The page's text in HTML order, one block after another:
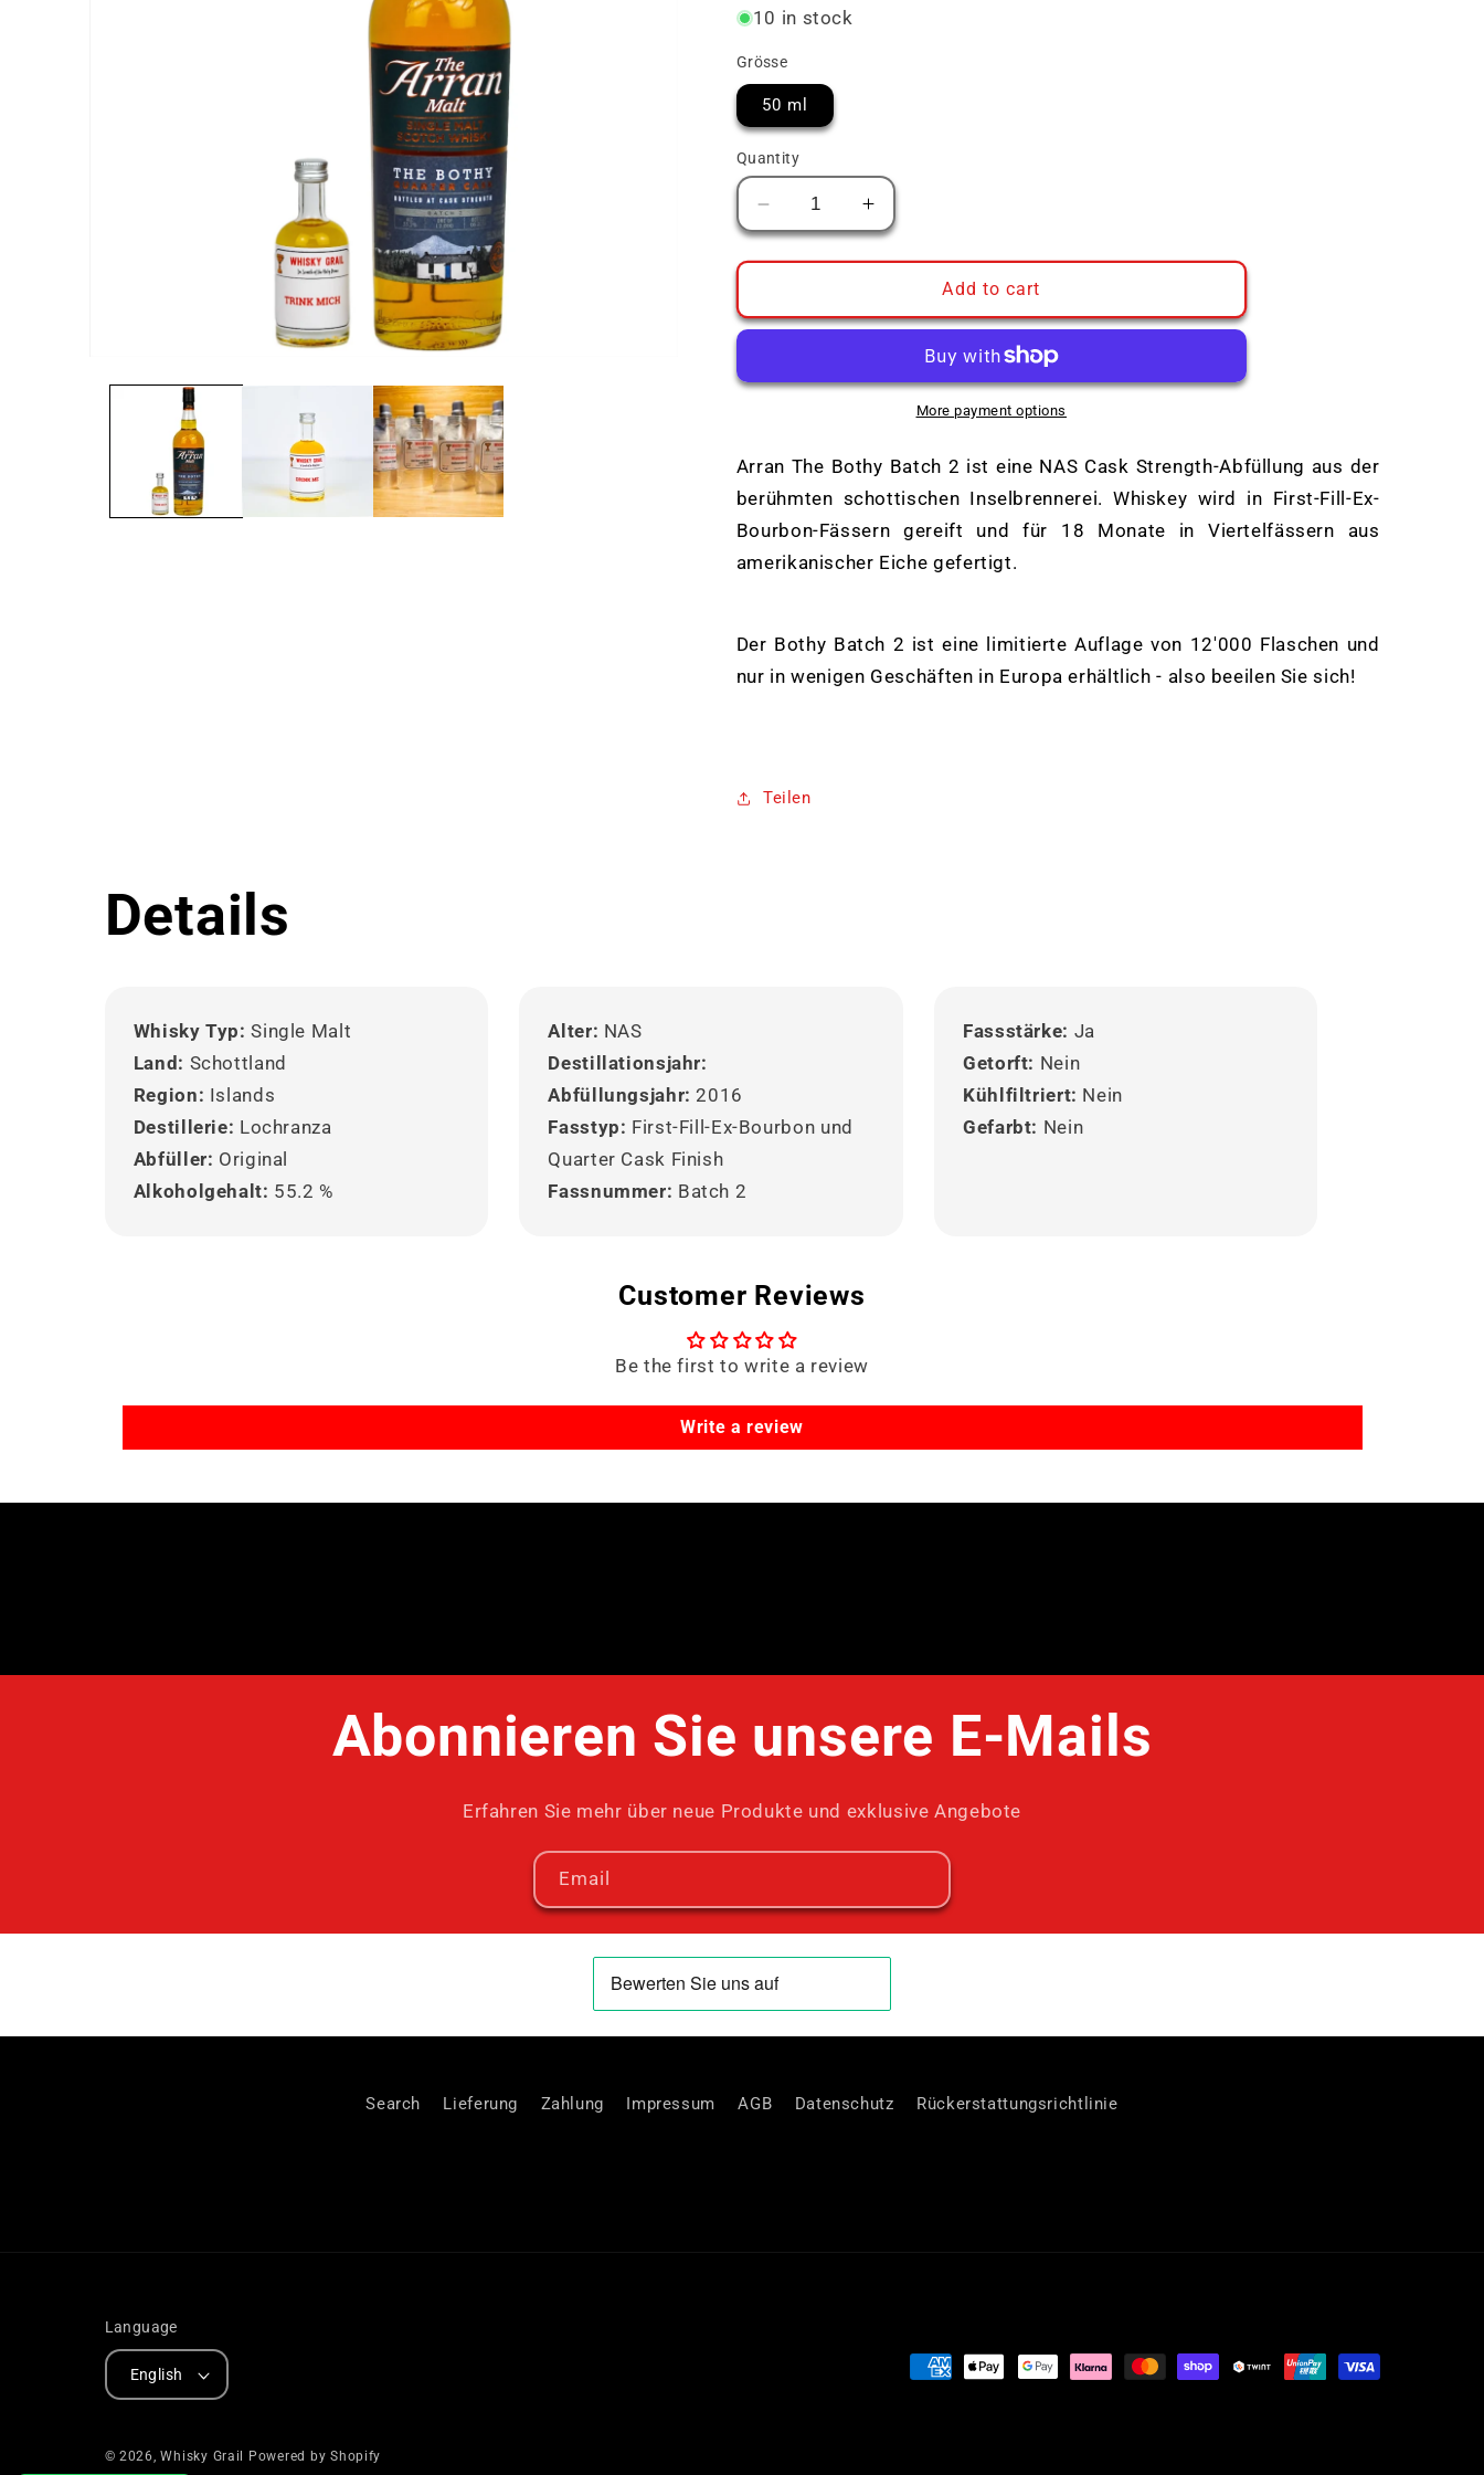
10 in stock
Grösse
50 ml
Quantity
Decrease
quantity
for
The
Bothy
Cask
Increase
quantity
for
The
Bothy
Quarter
Cask
Batch
Add to cart
More payment options
Arran The Bothy Batch 2 ist eine NAS Cask Strength-Abfüllung aus der
berühmten schottischen Inselbrennerei. Whiskey wird in First-Fill-Ex-
Bourbon-Fässern gereift und für 18 Monate in Viertelfässern aus
amerikanischer Eiche gefertigt.
Der Bothy Batch 2 ist eine limitierte Auflage von 12'000 Flaschen und
nur in wenigen Geschäften in Europa erhältlich - also beeilen Sie sich!
Teilen
Details
Whisky Typ: Single Malt
Land: Schottland
Region: Islands
Destillerie: Lochranza
Abfüller: Original
Alkoholgehalt: 55.2 %
Alter: NAS
Destillationsjahr:
Abfüllungsjahr:2016
Fasstyp: First-Fill-Ex-Bourbon und
Quarter Cask Finish
Fassnummer: Batch 2
Fassstärke: Ja
Getorft: Nein
Kühlfiltriert: Nein
Gefarbt: Nein
Customer Reviews
Be the first to write a review
Write a review
Abonnieren Sie unsere E-Mails
Erfahren Sie mehr über neue Produkte und exklusive Angebote
Email
Search Lieferung Zahlung Impressum AGB Datenschutz Rückerstattungsrichtlinie
Language
English
Payment
© 2026,Whisky Grail Powered by Shopify